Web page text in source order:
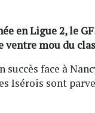
en Ligue 2, le
ventre mou du
face à
Isérois sont